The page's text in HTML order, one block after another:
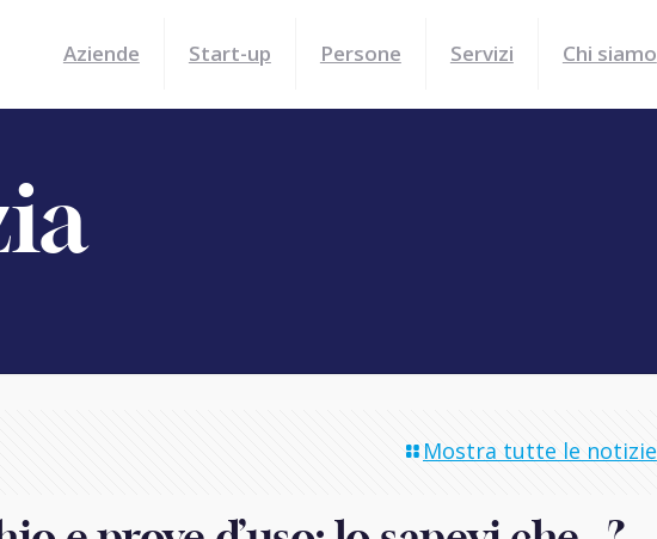
Aziende Start-up Persone Servizi Chi siamo
Mostra tutte le notizie